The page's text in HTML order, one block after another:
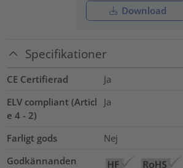
Download
Specifikationer
CE Certifierad
Ja
ELV compliant (Articl
e 4 - 2)
Ja
Farligt gods
Nej
Godkännanden